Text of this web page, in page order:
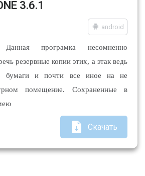
3.6.1
android
Данная програмка несомненно
резервные копии этих, а этак ведь
бумаги и почти все иное на не
помещение. Сохраненные в
Скачать